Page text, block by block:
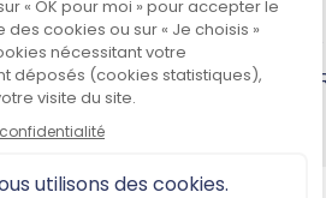
?Consultez les
pas de réponse, contactez-